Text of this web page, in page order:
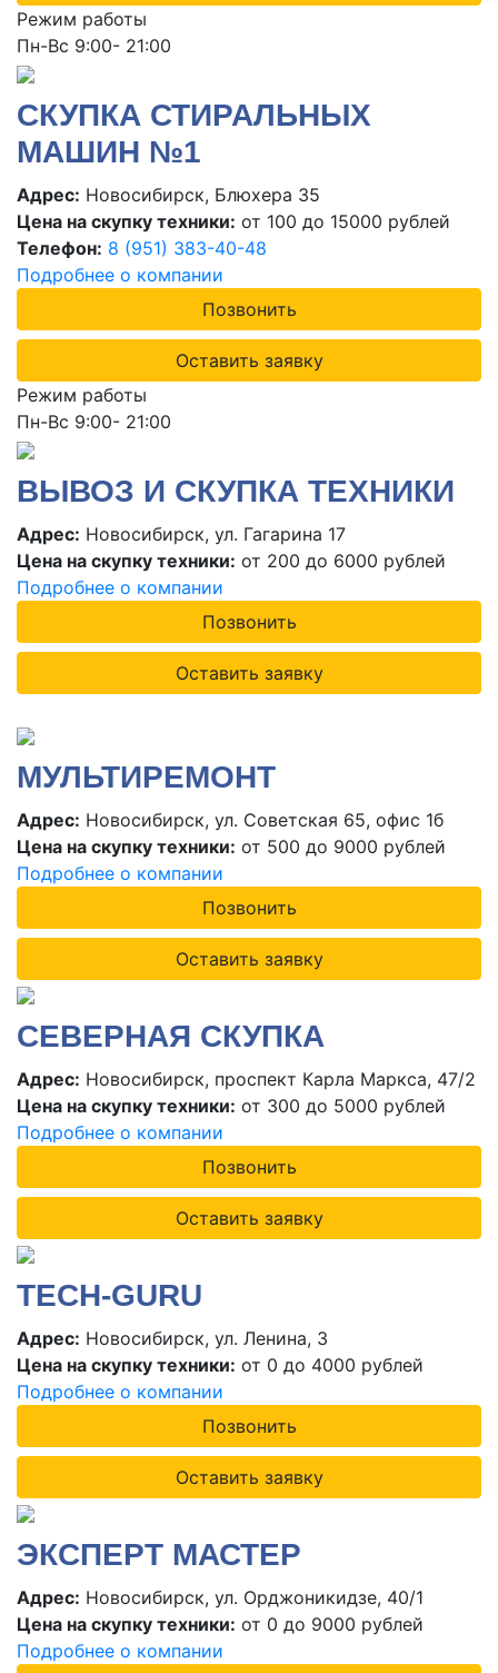
Режим работы
Пн-Вс 9:00- 21:00
СКУПКА СТИРАЛЬНЫХ
МАШИН №1
Адрес: Новосибирск, Блюхера 35
Цена на скупку техники: от 100 до 15000 рублей
Телефон: 8 (951) 383-40-48
Подробнее о компании
Позвонить
Оставить заявку
Режим работы
Пн-Вс 9:00- 21:00
ВЫВОЗ И СКУПКА ТЕХНИКИ
Адрес: Новосибирск, ул. Гагарина 17
Цена на скупку техники: от 200 до 6000 рублей
Подробнее о компании
Позвонить
Оставить заявку
МУЛЬТИРЕМОНТ
Адрес: Новосибирск, ул. Советская 65, офис 1б
Цена на скупку техники: от 500 до 9000 рублей
Подробнее о компании
Позвонить
Оставить заявку
СЕВЕРНАЯ СКУПКА
Адрес: Новосибирск, проспект Карла Маркса, 47/2
Цена на скупку техники: от 300 до 5000 рублей
Подробнее о компании
Позвонить
Оставить заявку
TECH-GURU
Адрес: Новосибирск, ул. Ленина, 3
Цена на скупку техники: от 0 до 4000 рублей
Подробнее о компании
Позвонить
Оставить заявку
ЭКСПЕРТ МАСТЕР
Адрес: Новосибирск, ул. Орджоникидзе, 40/1
Цена на скупку техники: от 0 до 9000 рублей
Подробнее о компании